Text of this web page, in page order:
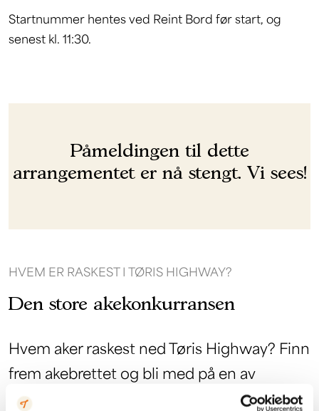
Startnummer hentes ved Reint Bord før start, og
senest kl. 11:30.
Påmeldingen til dette
arrangementet er nå stengt. Vi sees!
HVEM ER RASKEST I TØRIS HIGHWAY?
Den store akekonkurransen
Hvem aker raskest ned Tøris Highway? Finn
frem akebrettet og bli med på en av
vinterens morsomste konkurranser!